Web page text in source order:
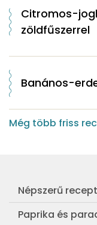
Citromos-
zöldfűszerrel
Banános-
Még több friss
Népszerű
Frankfurti leves
Paprika és